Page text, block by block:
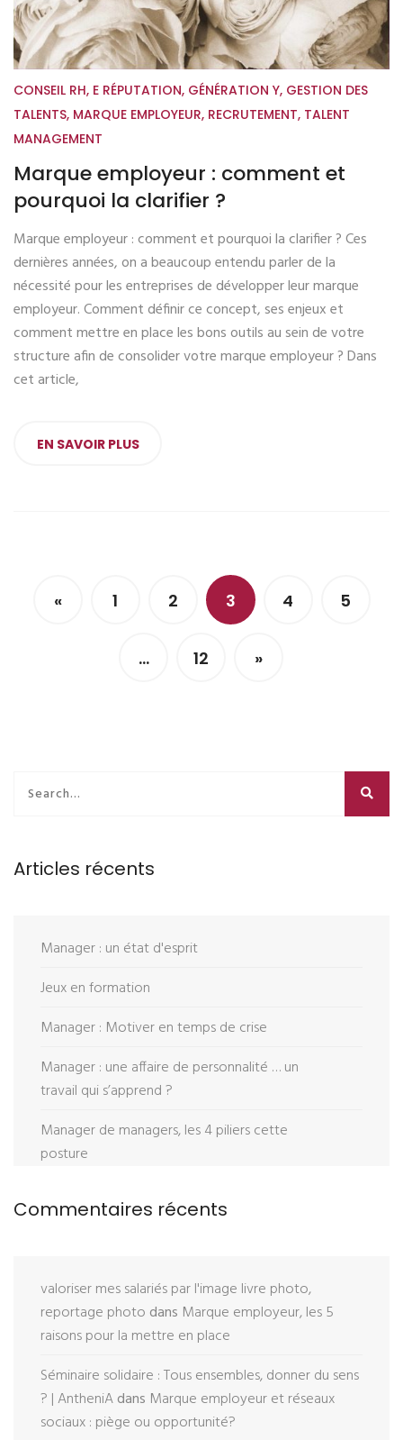
CONSEIL RH, E RÉPUTATION, GÉNÉRATION Y, GESTION DES
TALENTS, MARQUE EMPLOYEUR, RECRUTEMENT, TALENT
MANAGEMENT
Marque employeur : comment et
pourquoi la clarifier ?
Marque employeur : comment et pourquoi la clarifier ? Ces
dernières années, on a beaucoup entendu parler de la
nécessité pour les entreprises de développer leur marque
employeur. Comment définir ce concept, ses enjeux et
comment mettre en place les bons outils au sein de votre
structure afin de consolider votre marque employeur ? Dans
cet article,
EN SAVOIR PLUS
« 1 2 3 4 5
… 12 »
Articles récents
Manager : un état d'esprit
Jeux en formation
Manager : Motiver en temps de crise
Manager : une affaire de personnalité … un
travail qui s’apprend ?
Manager de managers, les 4 piliers cette
posture
Commentaires récents
valoriser mes salariés par l'image livre photo,
reportage photo dans Marque employeur, les 5
raisons pour la mettre en place
Séminaire solidaire : Tous ensembles, donner du sens
? | AntheniAdans Marque employeur et réseaux
sociaux : piège ou opportunité?